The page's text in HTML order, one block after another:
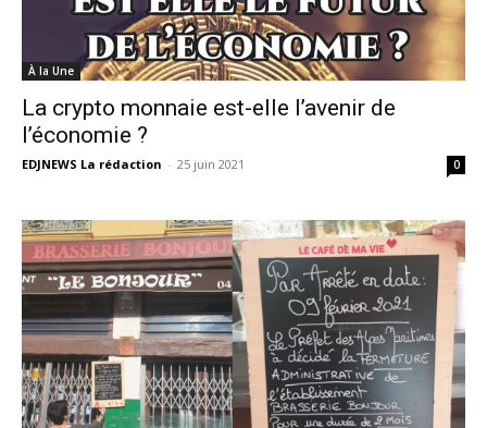
À la Une
La crypto monnaie est-elle l’avenir de
l’économie ?
EDJNEWS La rédaction - 25 juin 2021 0